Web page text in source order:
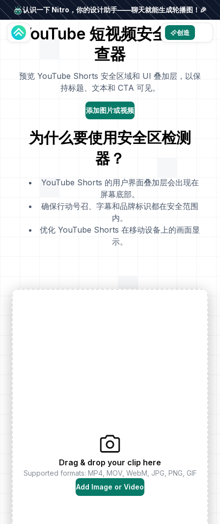
认识一下 Nitro，你的设计助手——聊天就能生成轮播图！🎉
创造
YouTube 短视频安全区检
查器
预览 YouTube Shorts 安全区域和 UI 叠加层，以保
持标题、文本和 CTA 可见。
添加图片或视频
为什么要使用安全区检测
器？
YouTube Shorts 的用户界面叠加层会出现在
屏幕底部。
确保行动号召、字幕和品牌标识都在安全范围
内。
优化 YouTube Shorts 在移动设备上的画面显
示。
Drag & drop your clip here
Supported formats: MP4, MOV, WebM, JPG, PNG, GIF
Add Image or Video